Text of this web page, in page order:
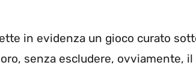
in evidenza un gioco curato
senza escludere, ovviamente, il